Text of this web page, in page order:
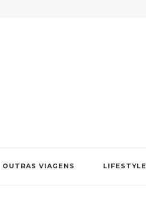
OUTRAS VIAGENS LIFESTYLE